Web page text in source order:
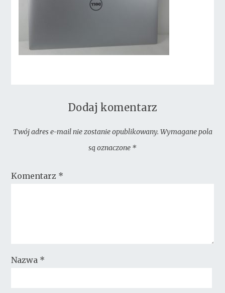
Dodaj komentarz
Twój adres e-mail nie zostanie opublikowany. Wymagane pola
są oznaczone *
Komentarz *
Nazwa *